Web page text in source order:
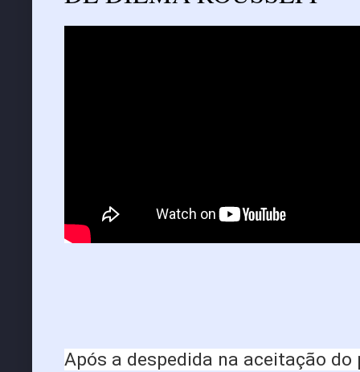
Após a despedida na aceitação